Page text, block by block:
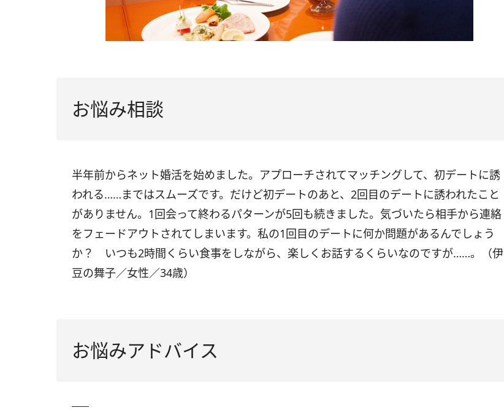
お悩み相談
半年前からネット婚活を始めました。アプローチされてマッチングして、初デートに誘
われる……まではスムーズです。だけど初デートのあと、2回目のデートに誘われたこと
がありません。1回会って終わるパターンが5回も続きました。気づいたら相手から連絡
をフェードアウトされてしまいます。私の1回目のデートに何か問題があるんでしょう
か？ いつも2時間くらい食事をしながら、楽しくお話するくらいなのですが……。（伊
豆の舞子／女性／34歳）
お悩みアドバイス